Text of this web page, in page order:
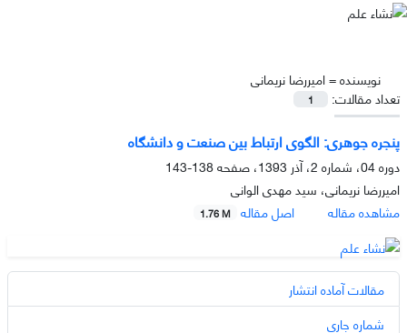
نویسنده =امیررضا نریمانی
تعداد مقالات:
1
پنجره جوهری: الگوی ارتباط بین صنعت و دانشگاه
دوره 04، شماره 2، آذر 1393، صفحه
138-143
امیررضا نریمانی، سید مهدی الوانی
مشاهده مقاله
اصل مقاله 1.76 M
مقالات آماده انتشار
شماره جاری